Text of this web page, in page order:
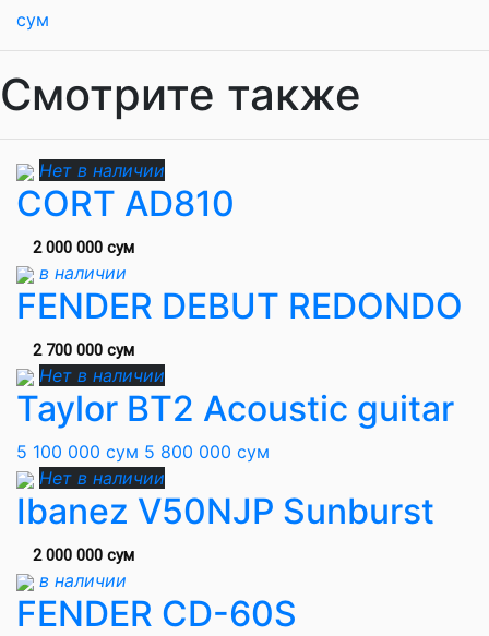
сум
Смотрите также
Нет в наличии
CORT AD810
2 000 000 сум
в наличии
FENDER DEBUT REDONDO
2 700 000 сум
Нет в наличии
Taylor BT2 Acoustic guitar
5 100 000 сум 5 800 000 сум
Нет в наличии
Ibanez V50NJP Sunburst
2 000 000 сум
в наличии
FENDER CD-60S